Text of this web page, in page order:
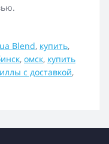
Blend, купить,
, омск, купить
с доставкой,